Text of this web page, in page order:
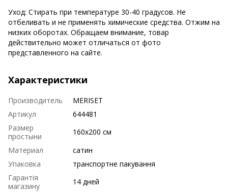
Уход: Стирать при температуре 30-40 градусов. Не
отбеливать и не применять химические средства. Отжим на
низких оборотах. Обращаем внимание, товар
действительно может отличаться от фото
представленного на сайте.
Характеристики
Производитель
MERISET
Артикул
644481
Размер
простыни
160х200 см
Материал
сатин
Упаковка
транспортне пакування
Гарантія
магазину
14 дней